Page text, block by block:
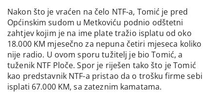
Nakon što je vraćen na čelo NTF-a, Tomić je pred
Općinskim sudom u Metkoviću podnio odštetni
zahtjev kojim je na ime plate tražio isplatu od oko
18.000 KM mjesečno za nepuna četiri mjeseca koliko
nije radio. U ovom sporu tužitelj je bio Tomić, a
tuženik NTF Ploče. Spor je riješen tako što je Tomić
kao predstavnik NTF-a pristao da o trošku firme sebi
isplati 67.000 KM, sa zateznim kamatama.